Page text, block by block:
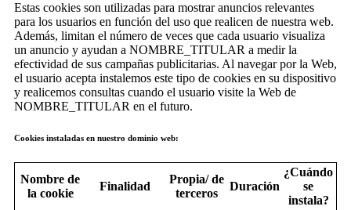
Estas cookies son utilizadas para mostrar anuncios relevantes
para los usuarios en función del uso que realicen de nuestra web.
Además, limitan el número de veces que cada usuario visualiza
un anuncio y ayudan a NOMBRE_TITULAR a medir la
efectividad de sus campañas publicitarias. Al navegar por la Web,
el usuario acepta instalemos este tipo de cookies en su dispositivo
y realicemos consultas cuando el usuario visite la Web de
NOMBRE_TITULAR en el futuro.
Cookies instaladas en nuestro dominio web:
Nombre de
la cookie
Finalidad
Propia/ de
terceros
Duración
¿Cuándo
se
instala?